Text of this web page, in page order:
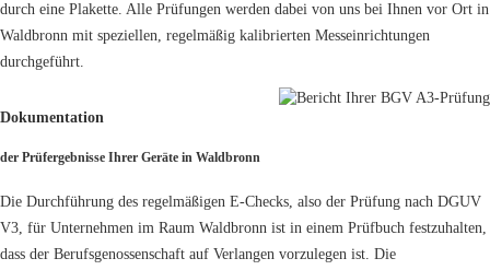
durch eine Plakette. Alle Prüfungen werden dabei von uns bei Ihnen vor Ort in
Waldbronn mit speziellen, regelmäßig kalibrierten Messeinrichtungen
durchgeführt.
Dokumentation
der Prüfergebnisse Ihrer Geräte in Waldbronn
Die Durchführung des regelmäßigen E-Checks, also der Prüfung nach DGUV
V3, für Unternehmen im Raum Waldbronn ist in einem Prüfbuch festzuhalten,
dass der Berufsgenossenschaft auf Verlangen vorzulegen ist. Die